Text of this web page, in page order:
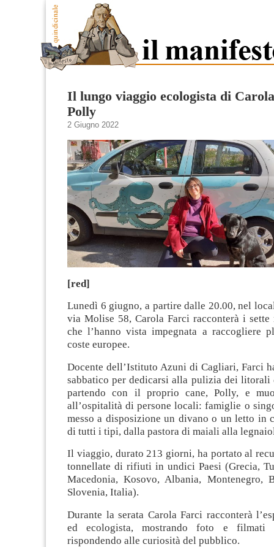
Il lungo viaggio ecologista di
Polly
2 Giugno 2022
[red]
Lunedì 6 giugno, a partire dalle 20.00, nel
via Molise 58, Carola Farci racconterà i
che l’hanno vista impegnata a raccogliere
coste europee.
Docente dell’Istituto Azuni di Cagliari, Farci
sabbatico per dedicarsi alla pulizia dei litorali
partendo con il proprio cane, Polly, e
all’ospitalità di persone locali: famiglie o
messo a disposizione un divano o un letto in
di tutti i tipi, dalla pastora di maiali alla
Il viaggio, durato 213 giorni, ha portato al
tonnellate di rifiuti in undici Paesi (Grecia,
Macedonia, Kosovo, Albania, Montenegro,
Slovenia, Italia).
Durante la serata Carola Farci racconterà
ed ecologista, mostrando foto e
rispondendo alle curiosità del pubblico.